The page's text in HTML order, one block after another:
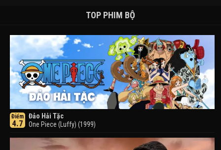
TOP PHIM BỘ
Điểm
4.7
Đảo Hải Tặc
One Piece (Luffy) (1999)